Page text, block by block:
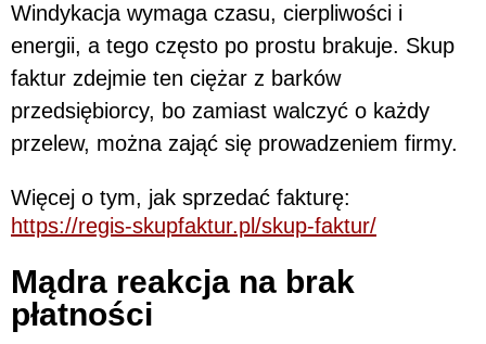
Windykacja wymaga czasu, cierpliwości i
energii, a tego często po prostu brakuje. Skup
faktur zdejmie ten ciężar z barków
przedsiębiorcy, bo zamiast walczyć o każdy
przelew, można zająć się prowadzeniem firmy.
Więcej o tym, jak sprzedać fakturę:
https://regis-skupfaktur.pl/skup-faktur/
Mądra reakcja na brak
płatności